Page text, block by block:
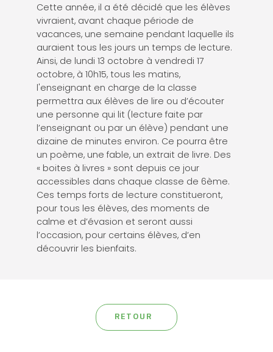
Cette année, il a été décidé que les élèves
vivraient, avant chaque période de
vacances, une semaine pendant laquelle ils
auraient tous les jours un temps de lecture.
Ainsi, de lundi 13 octobre à vendredi 17
octobre, à 10h15, tous les matins,
l'enseignant en charge de la classe
permettra aux élèves de lire ou d’écouter
une personne qui lit (lecture faite par
l’enseignant ou par un élève) pendant une
dizaine de minutes environ. Ce pourra être
un poème, une fable, un extrait de livre. Des
« boites à livres » sont depuis ce jour
accessibles dans chaque classe de 6ème.
Ces temps forts de lecture constitueront,
pour tous les élèves, des moments de
calme et d’évasion et seront aussi
l’occasion, pour certains élèves, d’en
découvrir les bienfaits.
RETOUR